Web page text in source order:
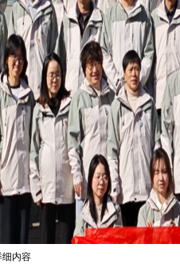
细内容